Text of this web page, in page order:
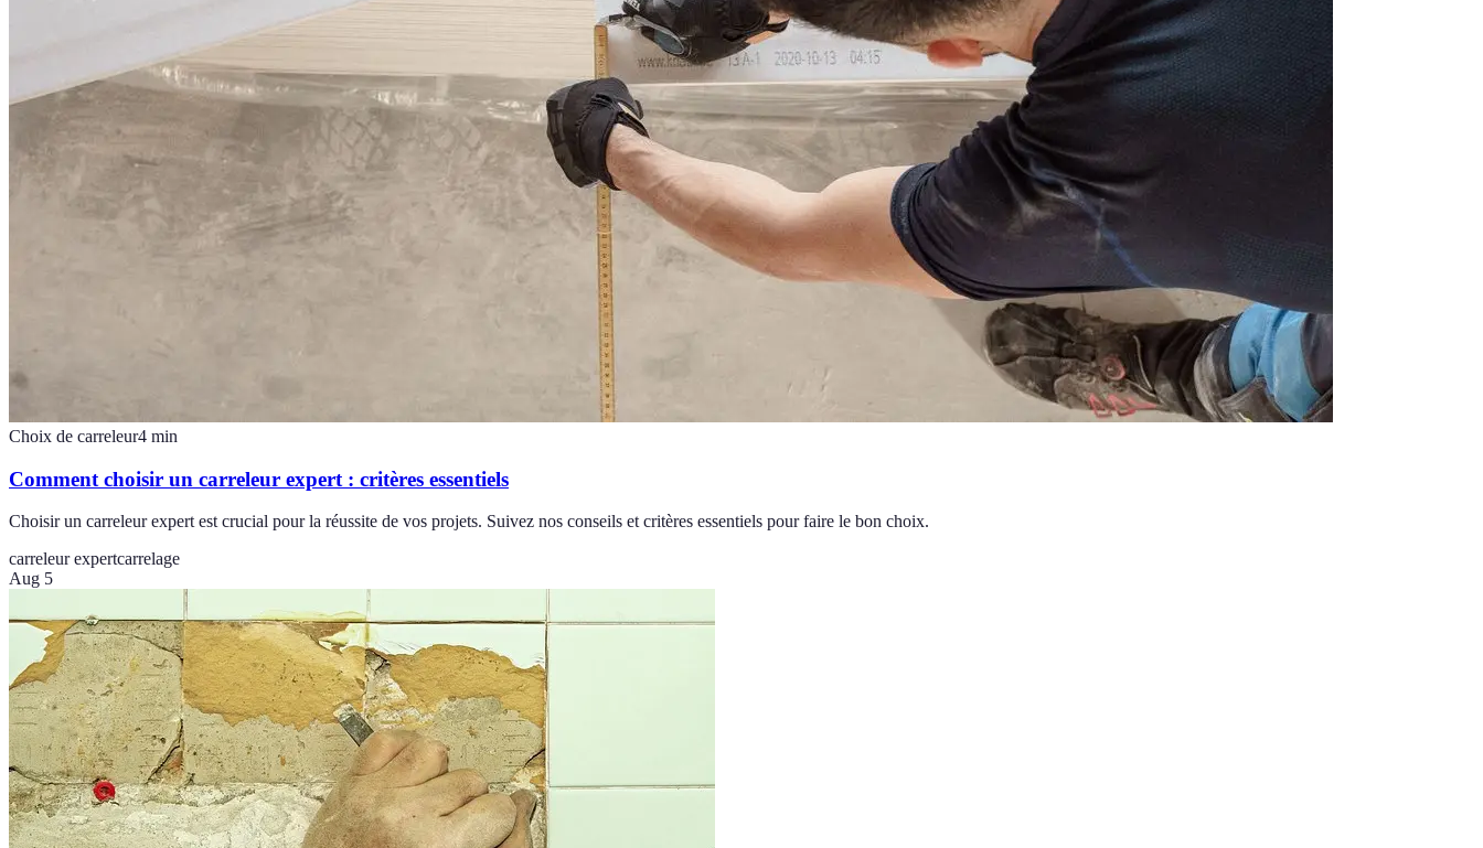
Choix de carreleur4 min
Comment choisir un carreleur expert : critères essentiels
Choisir un carreleur expert est crucial pour la réussite de vos projets. Suivez nos conseils et critères essentiels pour faire le bon choix.
carreleur expertcarrelage
Aug 5